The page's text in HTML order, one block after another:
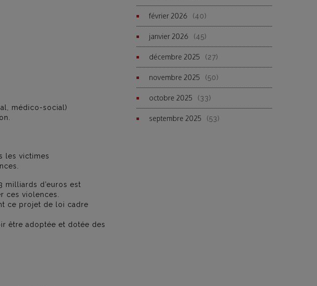
médico-social)
les victimes
milliards d’euros est
ces violences.
ce projet de loi cadre
être adoptée et dotée des
février 2026 (40)
janvier 2026 (45)
décembre 2025 (27)
novembre 2025 (50)
octobre 2025 (33)
septembre 2025 (53)